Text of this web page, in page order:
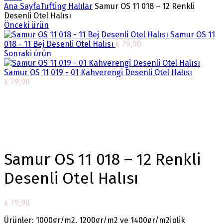
Ana SayfaTufting Halılar Samur OS 11 018 – 12 Renkli
Desenli Otel Halısı
Önceki ürün
Samur OS 11
018 - 11 Bej Desenli Otel Halısı ₺ 79,90
Sonraki ürün
Samur OS 11 019 - 01 Kahverengi Desenli Otel Halısı
₺ 79,90
Samur OS 11 018 – 12 Renkli
Desenli Otel Halısı
₺ 79,90
Ürünler; 1000gr/m2, 1200gr/m2 ve 1400gr/m2iplik